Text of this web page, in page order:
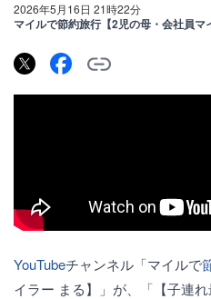
2026年5月16日 21時22分
マイルで節約旅行【2児の母・会社員マ
YouTubeチャンネル「マイルで
イラー まる】」が、「【子連